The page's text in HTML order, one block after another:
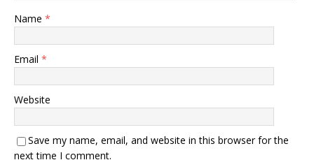
Name *
Email *
Website
Save my name, email, and website in this browser for the
next time I comment.